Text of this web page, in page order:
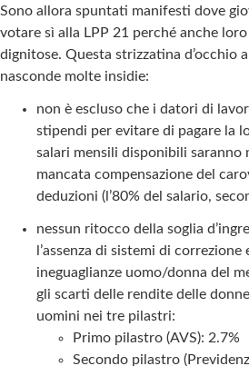
Sono allora spuntati manifesti dove
votare sì alla LPP 21 perché anche
dignitose. Questa strizzatina d’occhio
nasconde molte insidie:
non è escluso che i datori di
stipendi per evitare di pagare la
salari mensili disponibili saranno
mancata compensazione del
deduzioni (l’80% del salario,
nessun ritocco della soglia
l’assenza di sistemi di
ineguaglianze uomo/donna del
gli scarti delle rendite delle
uomini nei tre pilastri:
Primo pilastro (AVS): 2.7%
Secondo pilastro